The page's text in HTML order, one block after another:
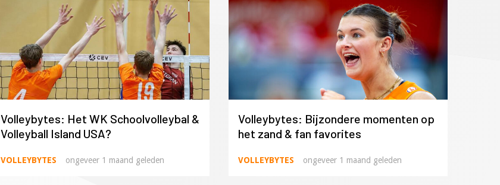
Volleybytes: Het WK Schoolvolleybal &
Volleyball Island USA?
VOLLEYBYTES ongeveer 1 maand geleden
Volleybytes: Bijzondere momenten op
het zand & fan favorites
VOLLEYBYTES ongeveer 1 maand geleden